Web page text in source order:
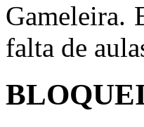
Gameleira.
falta de